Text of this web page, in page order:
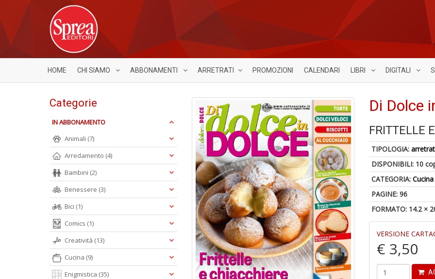
HOME CHI SIAMO ABBONAMENTI ARRETRATI PROMOZIONI CALENDARI LIBRI DIGITALI
Di Dolce
FRITTELLE
TIPOLOGIA:
DISPONIBILI: 10
CATEGORIA:Cucina
PAGINE: 96
FORMATO: 14.2 ×
VERSIONE
€ 3,50
Categorie
IN ABBONAMENTO
Animali (7)
Arredamento (4)
Bambini (2)
Benessere (3)
Bici (1)
Comics (1)
Creatività (13)
Cucina (9)
Enigmistica (35)